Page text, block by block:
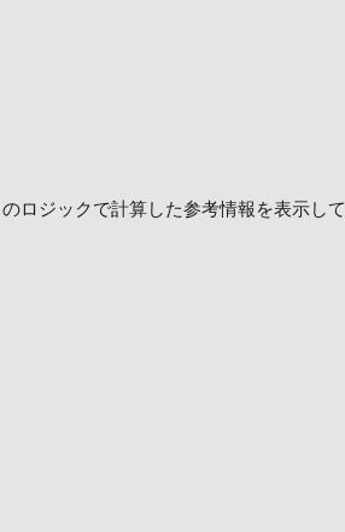
ロジックで計算した参考情報を表示して